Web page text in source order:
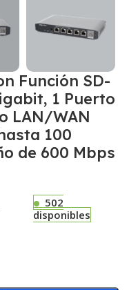
Función SD-
1 Puerto
LAN/WAN
100
de 600 Mbps
502
disponibles